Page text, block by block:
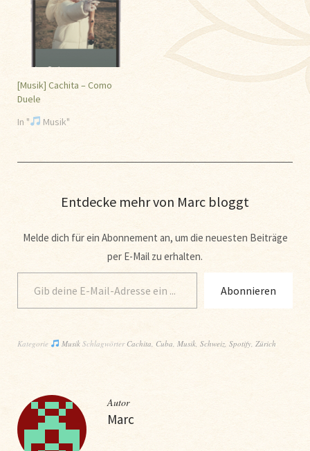
[Musik] Cachita – Como
Duele
In "
Musik"
Entdecke mehr von Marc bloggt
Melde dich für ein Abonnement an, um die neuesten Beiträge
per E-Mail zu erhalten.
Abonnieren
Kategorie Musik Schlagwörter Cachita, Cuba, Musik, Schweiz, Spotify, Zürich
Autor
Marc